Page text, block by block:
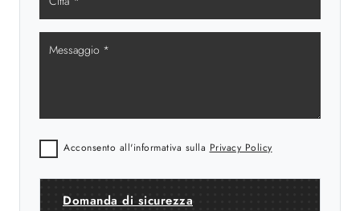
Acconsento all'informativa sulla Privacy Policy
Domanda di sicurezza